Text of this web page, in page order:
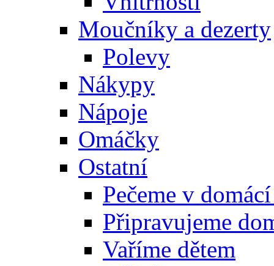
Moučníky a dezerty
Polevy
Nákypy
Nápoje
Omáčky
Ostatní
Pečeme v
Připravujeme
Vaříme dětem